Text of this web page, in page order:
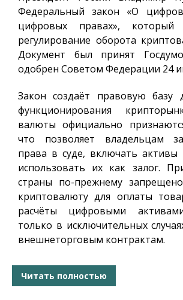
Федеральный закон «О
цифровых правах», который
регулирование оборота
Документ был принят
одобрен Советом Федерации 24
Закон создаёт правовую базу
функционирования
валюты официально
что позволяет владельцам
права в суде, включать
использовать их как залог.
страны по-прежнему
криптовалюту для оплаты
расчёты цифровыми
только в исключительных
внешнеторговым контрактам.
Читать полностью